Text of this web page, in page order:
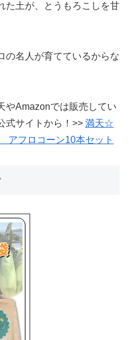
た土が、とうもろこしを甘
の名人が育てているからな
やAmazonでは販売してい
式サイトから！>> 満天☆
フロコーン10本セット